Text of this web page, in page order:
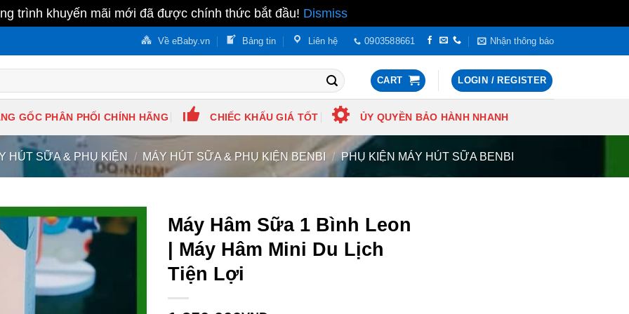
trình khuyến mãi mới đã được chính thức bắt đầu! Dismiss
Về eBaby.vn Bảng tin Liên hệ 0903588661 Nhận thông báo
CART LOGIN / REGISTER
GỐC PHÂN PHỐI CHÍNH HÃNG CHIẾC KHẤU GIÁ TỐT ỦY QUYỀN BẢO HÀNH NHANH
HÚT SỮA & PHỤ KIỆN / MÁY HÚT SỮA & PHỤ KIỆN BENBI / PHỤ KIỆN MÁY HÚT SỮA BENBI
Máy Hâm Sữa 1 Bình Leon
| Máy Hâm Mini Du Lịch
Tiện Lợi